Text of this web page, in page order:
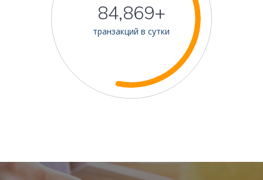
87,584+
транзакций в сутки